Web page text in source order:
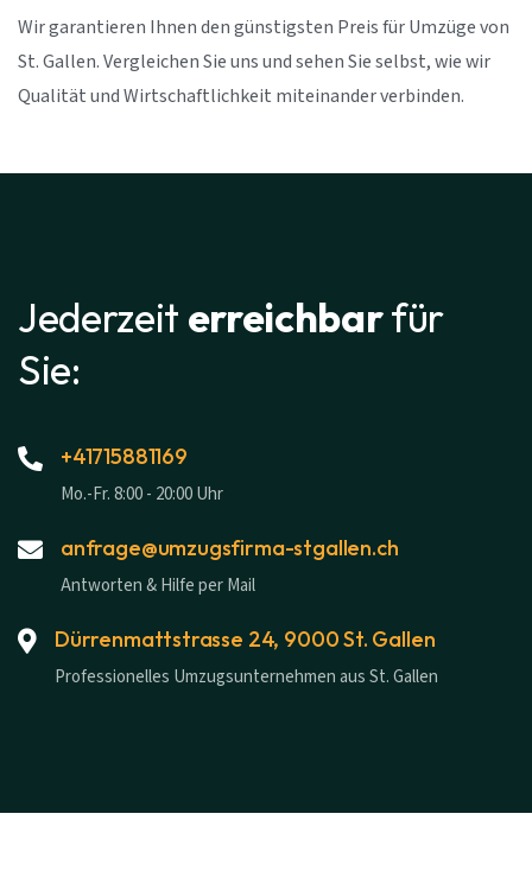
Wir garantieren Ihnen den günstigsten Preis für Umzüge von
St. Gallen. Vergleichen Sie uns und sehen Sie selbst, wie wir
Qualität und Wirtschaftlichkeit miteinander verbinden.
Jederzeit erreichbarfür
Sie:
+41715881169
Mo.-Fr. 8:00 - 20:00 Uhr
anfrage@umzugsfirma-stgallen.ch
Antworten & Hilfe per Mail
Dürrenmattstrasse 24, 9000 St. Gallen
Professionelles Umzugsunternehmen aus St. Gallen